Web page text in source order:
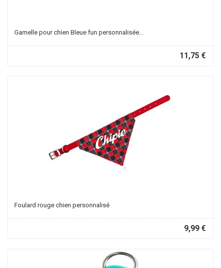
Gamelle pour chien Bleue fun personnalisée...
11,75 €
Foulard rouge chien personnalisé
9,99 €